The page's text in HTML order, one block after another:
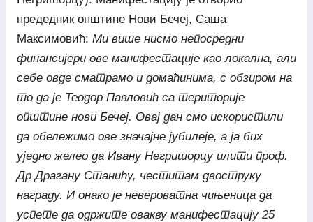
предедник општине Нови Бечеј, Саша
Максимовић: Ми више нисмо непосредни
финансијери ове манифестације као локална, али
себе овде сматрамо и домаћинима, с обзиром на
то да је Теодор Павловић са територије
општине нови Бечеј. Овај дан смо искористили
да обележимо ове значајне јубилеје, а ја бих
уједно желео да Ивану Негришорцу илити проф.
Др Драгану Станићу, честитам двоструку
награду. И онако је невероватна чињеница да
успете да одржите овакву манифестацију 25